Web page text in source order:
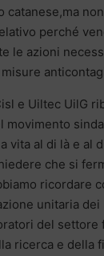
catanese,ma
perché
le azioni
e Uiltec UilG
movimento
vita al di là e al
che si
ricordare
unitaria
del settore
ricerca e della